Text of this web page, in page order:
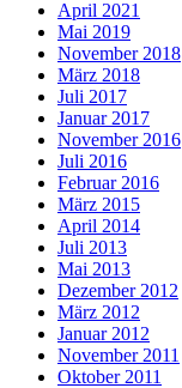
April 2021
Mai 2019
November 2018
März 2018
Juli 2017
Januar 2017
November 2016
Juli 2016
Februar 2016
März 2015
April 2014
Juli 2013
Mai 2013
Dezember 2012
März 2012
Januar 2012
November 2011
Oktober 2011